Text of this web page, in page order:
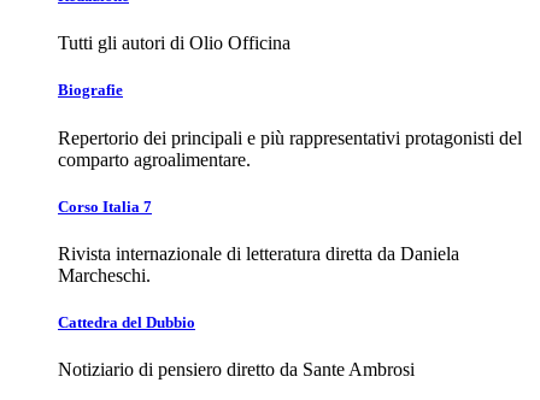
Tutti gli autori di Olio Officina
Biografie
Repertorio dei principali e più rappresentativi protagonisti del
comparto agroalimentare.
Corso Italia 7
Rivista internazionale di letteratura diretta da Daniela
Marcheschi.
Cattedra del Dubbio
Notiziario di pensiero diretto da Sante Ambrosi